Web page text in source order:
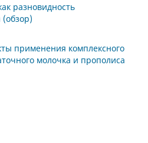
разновидность
применения комплексного
молочка и прополиса